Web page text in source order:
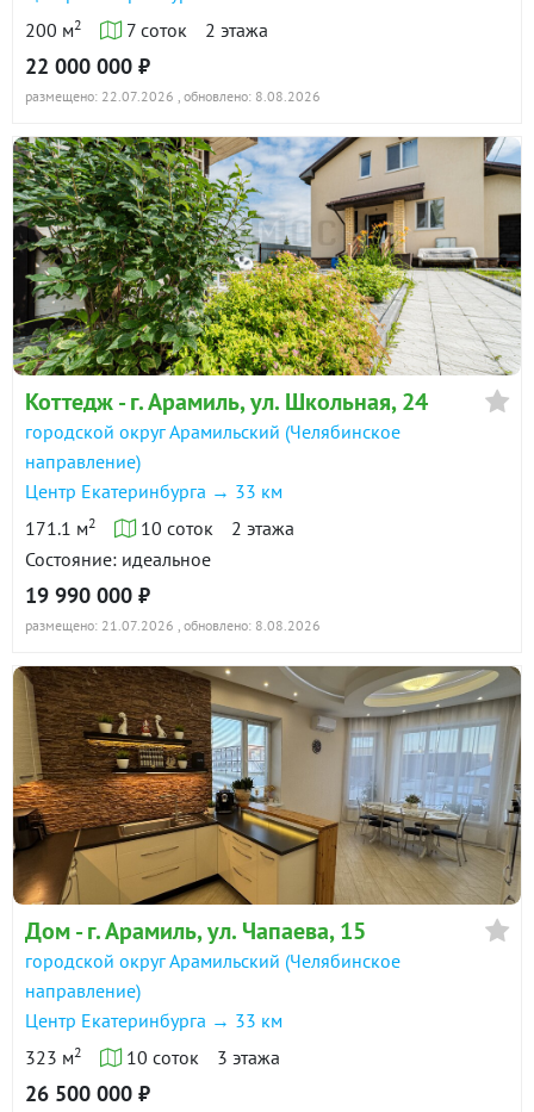
200 м2 7 соток 2 этажа
22 000 000 ₽
размещено: 22.07.2026 , обновлено: 8.08.2026
Коттедж - г. Арамиль, ул. Школьная, 24
городской округ Арамильский (Челябинское
направление)
Центр Екатеринбурга → 33 км
171.1 м2 10 соток
2 этажа
Состояние: идеальное
19 990 000 ₽
размещено: 21.07.2026 , обновлено: 8.08.2026
Дом - г. Арамиль, ул. Чапаева, 15
городской округ Арамильский (Челябинское
направление)
Центр Екатеринбурга → 33 км
323 м2 10 соток 3 этажа
26 500 000 ₽